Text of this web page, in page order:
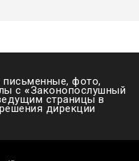
письменные, фото,
с «Законопослушный
страницы в
дирекции